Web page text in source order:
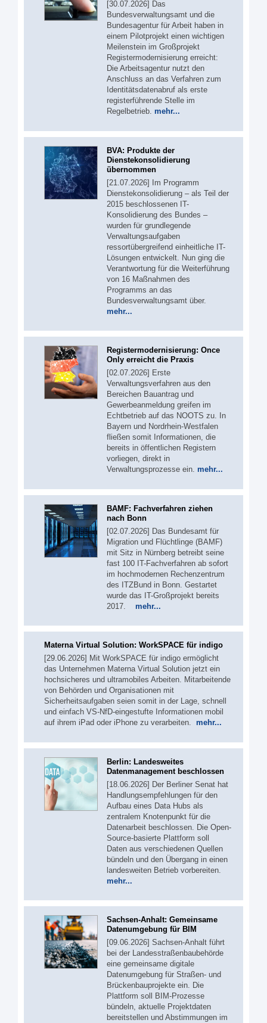
[30.07.2026] Das
Bundesverwaltungsamt und die
Bundesagentur für Arbeit haben in
einem Pilotprojekt einen wichtigen
Meilenstein im Großprojekt
Registermodernisierung erreicht:
Die Arbeitsagentur nutzt den
Anschluss an das Verfahren zum
Identitätsdatenabruf als erste
registerführende Stelle im
Regelbetrieb. mehr...
BVA: Produkte der
Dienstekonsolidierung
übernommen
[21.07.2026] Im Programm
Dienstekonsolidierung – als Teil der
2015 beschlossenen IT-
Konsolidierung des Bundes –
wurden für grundlegende
Verwaltungsaufgaben
ressortübergreifend einheitliche IT-
Lösungen entwickelt. Nun ging die
Verantwortung für die Weiterführung
von 16 Maßnahmen des
Programms an das
Bundesverwaltungsamt über.
mehr...
Registermodernisierung: Once
Only erreicht die Praxis
[02.07.2026] Erste
Verwaltungsverfahren aus den
Bereichen Bauantrag und
Gewerbeanmeldung greifen im
Echtbetrieb auf das NOOTS zu. In
Bayern und Nordrhein-Westfalen
fließen somit Informationen, die
bereits in öffentlichen Registern
vorliegen, direkt in
Verwaltungsprozesse ein. mehr...
BAMF: Fachverfahren ziehen
nach Bonn
[02.07.2026] Das Bundesamt für
Migration und Flüchtlinge (BAMF)
mit Sitz in Nürnberg betreibt seine
fast 100 IT-Fachverfahren ab sofort
im hochmodernen Rechenzentrum
des ITZBund in Bonn. Gestartet
wurde das IT-Großprojekt bereits
2017. mehr...
Materna Virtual Solution: WorkSPACE für indigo
[29.06.2026] Mit WorkSPACE für indigo ermöglicht
das Unternehmen Materna Virtual Solution jetzt ein
hochsicheres und ultramobiles Arbeiten. Mitarbeitende
von Behörden und Organisationen mit
Sicherheitsaufgaben seien somit in der Lage, schnell
und einfach VS-NfD-eingestufte Informationen mobil
auf ihrem iPad oder iPhone zu verarbeiten. mehr...
Berlin: Landesweites
Datenmanagement beschlossen
[18.06.2026] Der Berliner Senat hat
Handlungsempfehlungen für den
Aufbau eines Data Hubs als
zentralem Knotenpunkt für die
Datenarbeit beschlossen. Die Open-
Source-basierte Plattform soll
Daten aus verschiedenen Quellen
bündeln und den Übergang in einen
landesweiten Betrieb vorbereiten.
mehr...
Sachsen-Anhalt: Gemeinsame
Datenumgebung für BIM
[09.06.2026] Sachsen-Anhalt führt
bei der Landesstraßenbaubehörde
eine gemeinsame digitale
Datenumgebung für Straßen- und
Brückenbauprojekte ein. Die
Plattform soll BIM-Prozesse
bündeln, aktuelle Projektdaten
bereitstellen und Abstimmungen im